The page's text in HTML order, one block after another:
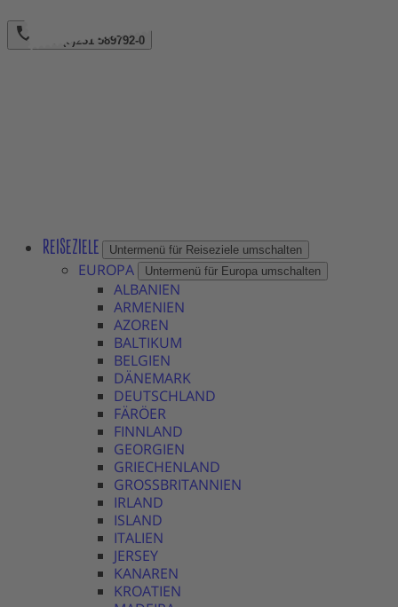
+49 (0)231 589792-0
REISEZIELE Untermenü für Reiseziele umschalten
EUROPA Untermenü für Europa umschalten
ALBANIEN
ARMENIEN
AZOREN
BALTIKUM
BELGIEN
DÄNEMARK
DEUTSCHLAND
FÄRÖER
FINNLAND
GEORGIEN
GRIECHENLAND
GROSSBRITANNIEN
IRLAND
ISLAND
ITALIEN
JERSEY
KANAREN
KROATIEN